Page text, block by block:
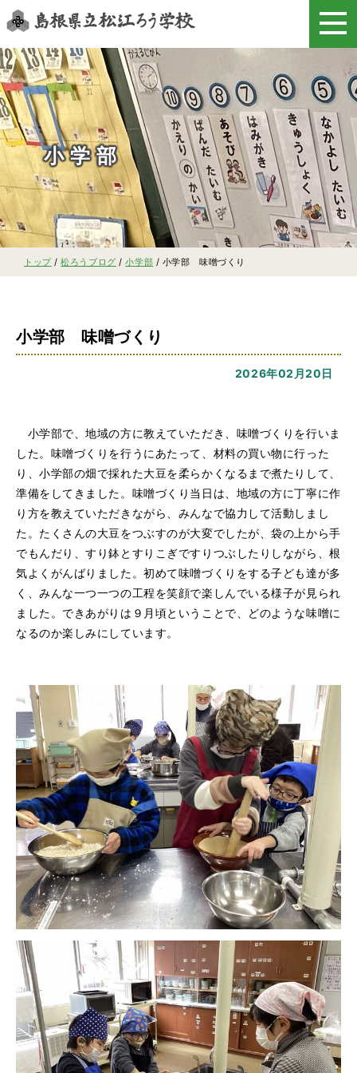
このページの本文へ
小学部
現
在
置：
トップ/松ろうブログ /小学部 / 小学部 味噌づくり
小学部 味噌づくり
2026年02月20日
小学部で、地域の方に教えていただき、味噌づくりを行いま
した。味噌づくりを行うにあたって、材料の買い物に行った
り、小学部の畑で採れた大豆を柔らかくなるまで煮たりして、
準備をしてきました。味噌づくり当日は、地域の方に丁寧に作
り方を教えていただきながら、みんなで協力して活動しまし
た。たくさんの大豆をつぶすのが大変でしたが、袋の上から手
でもんだり、すり鉢とすりこぎですりつぶしたりしながら、根
気よくがんばりました。初めて味噌づくりをする子ども達が多
く、みんな一つ一つの工程を笑顔で楽しんでいる様子が見られ
ました。できあがりは９月頃ということで、どのような味噌に
なるのか楽しみにしています。